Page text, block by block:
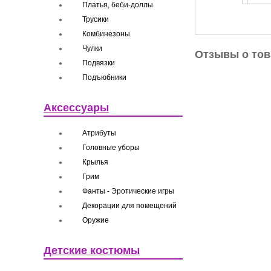
Платья, беби-доллы
Трусики
Комбинезоны
Чулки
Подвязки
Подъюбники
Аксессуары
Атрибуты
Головные уборы
Крылья
Грим
Фанты - Эротические игры
Декорации для помещений
Оружие
Детские костюмы
Отзывы о